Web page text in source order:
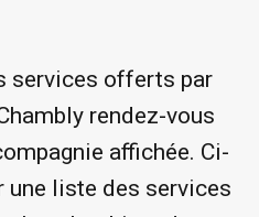
services offerts par
rendez-vous
affichée. Ci-
une liste des services